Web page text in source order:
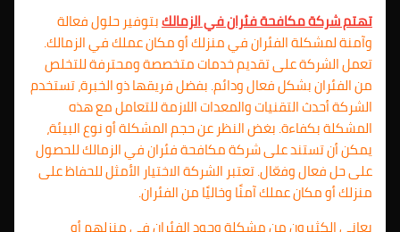
تهتم شركة مكافحة فئران في الزمالكبتوفير حلول فعالة
وآمنة لمشكلة الفئران في منزلك أو مكان عملك في الزمالك.
تعمل الشركة على تقديم خدمات متخصصة ومحترفة للتخلص
من الفئران بشكل فعال ودائم. بفضل فريقها ذو الخبرة، تستخدم
الشركة أحدث التقنيات والمعدات اللازمة للتعامل مع هذه
المشكلة بكفاءة. بغض النظر عن حجم المشكلة أو نوع البيئة،
يمكن أن تستند على شركة مكافحة فئران في الزمالك للحصول
على حل فعال وفعّال. تعتبر الشركة الاختيار الأمثل للحفاظ على
منزلك أو مكان عملك آمنًا وخاليًا من الفئران.